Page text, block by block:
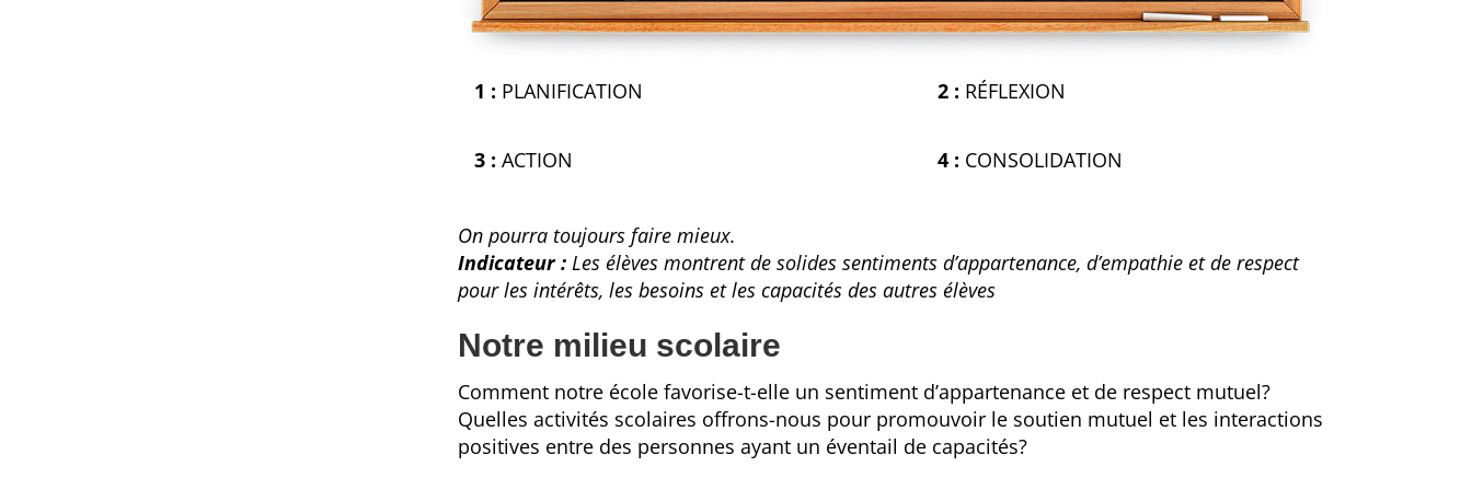
1 : PLANIFICATION 2 : RÉFLEXION
3 : ACTION 4 : CONSOLIDATION
On pourra toujours faire mieux.
Indicateur : Les élèves montrent de solides sentiments d’appartenance, d’empathie et de respect
pour les intérêts, les besoins et les capacités des autres élèves
Notre milieu scolaire
Comment notre école favorise-t-elle un sentiment d’appartenance et de respect mutuel?
Quelles activités scolaires offrons-nous pour promouvoir le soutien mutuel et les interactions
positives entre des personnes ayant un éventail de capacités?